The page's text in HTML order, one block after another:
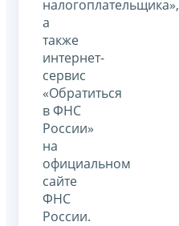
налогоплательщика»,
а
также
интернет-
сервис
«Обратиться
в ФНС
России»
на
официальном
сайте
ФНС
России.